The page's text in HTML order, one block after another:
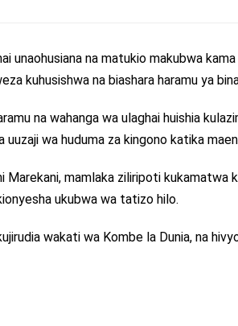
unaohusiana na matukio makubwa kama
kuhusishwa na biashara haramu ya
na wahanga wa ulaghai huishia
wa huduma za kingono katika
mamlaka ziliripoti kukamatwa
ukubwa wa tatizo hilo.
wakati wa Kombe la Dunia, na